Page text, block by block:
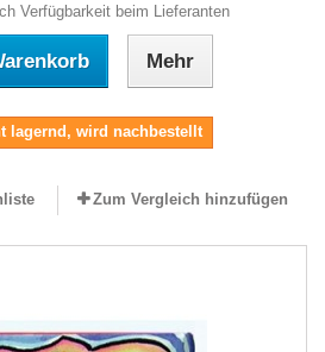
Verfügbarkeit beim Lieferanten
Mehr
lagernd, wird nachbestellt
Zum Vergleich hinzufügen